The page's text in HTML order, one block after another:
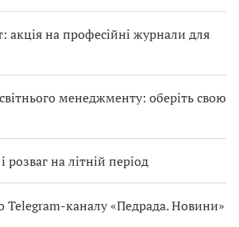
акція на професійні журнали для
менеджменту: оберіть свою
розваг на літній період
Telegram-каналу «Педрада. Новини»